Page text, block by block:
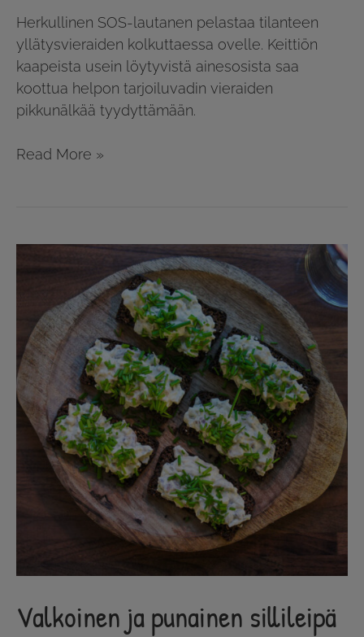
Herkullinen SOS-lautanen pelastaa tilanteen
yllätysvieraiden kolkuttaessa ovelle. Keittiön
kaapeista usein löytyvistä ainesosista saa
koottua helpon tarjoiluvadin vieraiden
pikkunälkää tyydyttämään.
Read More »
Valkoinen ja punainen sillileipä
punainen
sillileipä